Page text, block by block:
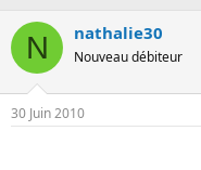
t
e
r
d
e
t
d
é
N nathalie30
Nouveau débiteur
30 Juin 2010